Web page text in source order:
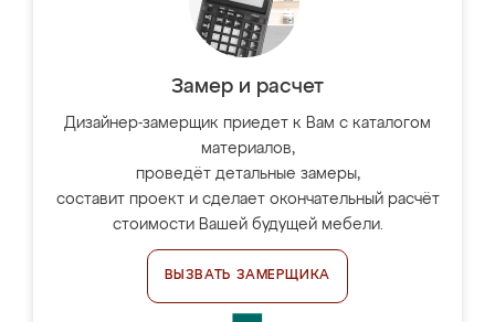
Замер и расчет
Дизайнер-замерщик приедет к Вам с каталогом
материалов,
проведёт детальные замеры,
составит проект и сделает окончательный расчёт
стоимости Вашей будущей мебели.
ВЫЗВАТЬ ЗАМЕРЩИКА